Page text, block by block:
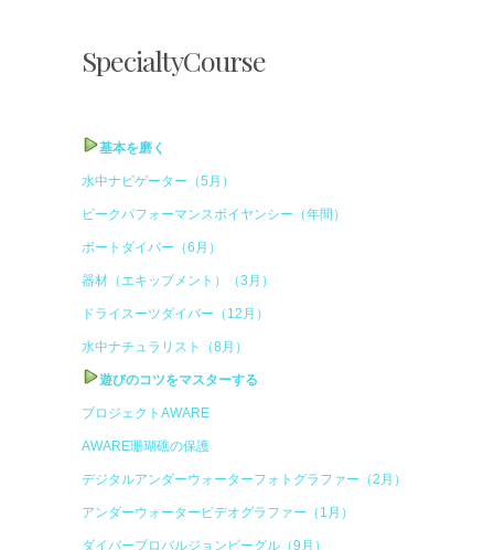
SpecialtyCourse
基本を磨く
水中ナビゲーター（5月）
ピークパフォーマンスボイヤンシー（年間）
ボートダイバー（6月）
器材（エキップメント）（3月）
ドライスーツダイバー（12月）
水中ナチュラリスト（8月）
遊びのコツをマスターする
プロジェクトAWARE
AWARE珊瑚礁の保護
デジタルアンダーウォーターフォトグラファー（2月）
アンダーウォータービデオグラファー（1月）
ダイバープロバルジョンビーグル（9月）